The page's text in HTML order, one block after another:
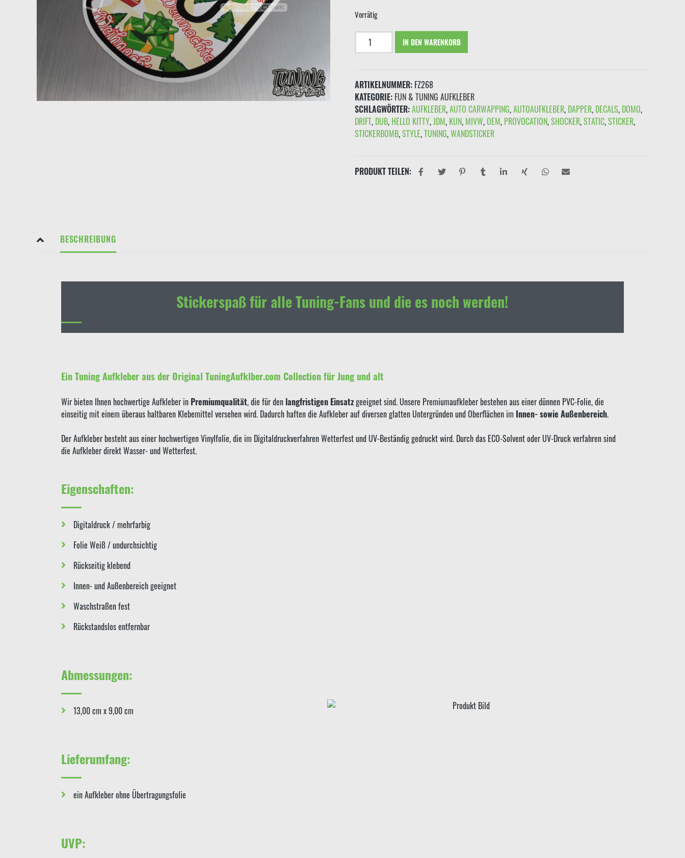
Vorrätig
Aufkleber
"Shoker
Weihnachten"
Bunt
Menge
IN DEN WARENKORB
ARTIKELNUMMER: FZ268
KATEGORIE: FUN & TUNING AUFKLEBER
SCHLAGWÖRTER:AUFKLEBER,AUTO CARWAPPING,AUTOAUFKLEBER, DAPPER, DECALS, DOMO,
DRIFT, DUB, HELLO KITTY,JDM, KUN, MIVW,OEM, PROVOCATION,SHOCKER,STATIC,STICKER,
STICKERBOMB,STYLE,TUNING,WANDSTICKER
PRODUKT TEILEN:
BESCHREIBUNG
Stickerspaß für alle Tuning-Fans und die es noch werden!
Ein Tuning Aufkleber aus der Original TuningAufklber.com Collection für Jung und alt
Wir bieten Ihnen hochwertige Aufkleber in Premiumqualität, die für den langfristigen Einsatzgeeignet sind. Unsere Premiumaufkleber bestehen aus einer dünnen PVC-Folie, die
einseitig mit einem überaus haltbaren Klebemittel versehen wird. Dadurch haften die Aufkleber auf diversen glatten Untergründen und Oberflächen im Innen- sowie Außenbereich.
Der Aufkleber besteht aus einer hochwertigen Vinylfolie, die im Digitaldruckverfahren Wetterfest und UV-Beständig gedruckt wird. Durch das ECO-Solvent oder UV-Druck verfahren sind
die Aufkleber direkt Wasser- und Wetterfest.
Eigenschaften:
Digitaldruck / mehrfarbig
Folie Weiß / undurchsichtig
Rückseitig klebend
Innen- und Außenbereich geeignet
Waschstraßen fest
Rückstandslos entfernbar
Abmessungen:
13,00 cm x 9,00 cm
Lieferumfang:
ein Aufkleber ohne Übertragungsfolie
UVP: